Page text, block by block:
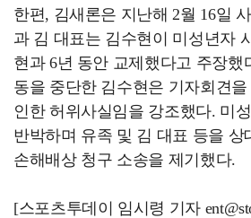
한편, 김새론은 지난해 2월 16일
과 김 대표는 김수현이 미성년자
현과 6년 동안 교제했다고 주장했
동을 중단한 김수현은 기자회견
인한 허위사실임을 강조했다. 미
반박하며 유족 및 김 대표 등을 상
손해배상 청구 소송을 제기했다.
[스포츠투데이 임시령 기자